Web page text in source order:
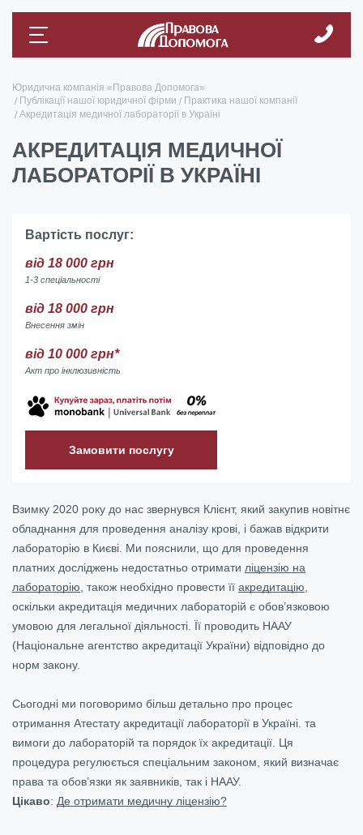
Юридична компанія «Правова Допомога»
Публікації нашої юридичної фірми
Практика нашої компанії
Акредитація медичної лабораторії в Україні
АКРЕДИТАЦІЯ МЕДИЧНОЇ
ЛАБОРАТОРІЇ В УКРАЇНІ
Вартість послуг:
від 18 000 грн
1-3 спеціальності
від 18 000 грн
Внесення змін
від 10 000 грн*
Акт про інклюзивність
Замовити послугу
Взимку 2020 року до нас звернувся Клієнт, який закупив новітнє
обладнання для проведення аналізу крові, і бажав відкрити
лабораторію в Києві. Ми пояснили, що для проведення
платних досліджень недостатньо отримати ліцензію на
лабораторію , також необхідно провести її акредитацію
оскільки акредитація медичних лабораторій є обов’язковою
умовою для легальної діяльності. Її проводить НААУ
(Національне агентство акредитації України) відповідно до
норм закону.
Сьогодні ми поговоримо більш детально про процес
отримання Атестату акредитації лабораторії в Україні та
вимоги до лабораторій та порядок їх акредитації. Ця
процедура регулюється спеціальним законом, який визначає
права та обов’язки як заявників, так і НААУ.
Цікаво: Де отримати медичну ліцензію?